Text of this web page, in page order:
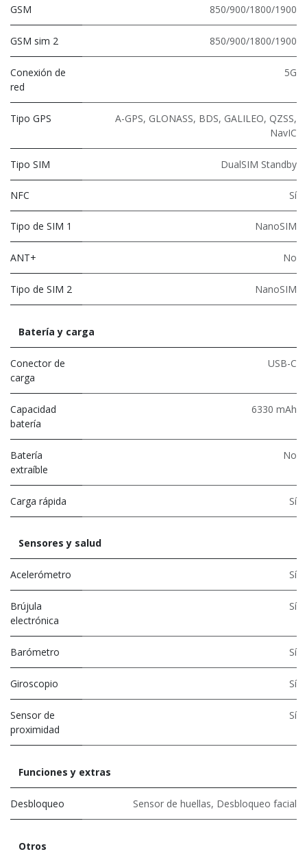
GSM 850/900/1800/1900
GSM sim 2 850/900/1800/1900
Conexión de
red
5G
Tipo GPS
A-GPS, GLONASS, BDS, GALILEO, QZSS,
NavIC
Tipo SIM DualSIM Standby
NFC Sí
Tipo de SIM 1 NanoSIM
ANT+ No
Tipo de SIM 2 NanoSIM
Batería y carga
Conector de
carga
USB-C
Capacidad
batería
6330 mAh
Batería
extraíble
No
Carga rápida Sí
Sensores y salud
Acelerómetro Sí
Brújula
electrónica
Sí
Barómetro Sí
Giroscopio Sí
Sensor de
proximidad
Sí
Funciones y extras
Desbloqueo Sensor de huellas, Desbloqueo facial
Otros